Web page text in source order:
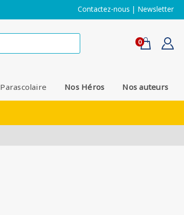
Contactez-nous | Newsletter
0
Parascolaire Nos Héros Nos auteurs